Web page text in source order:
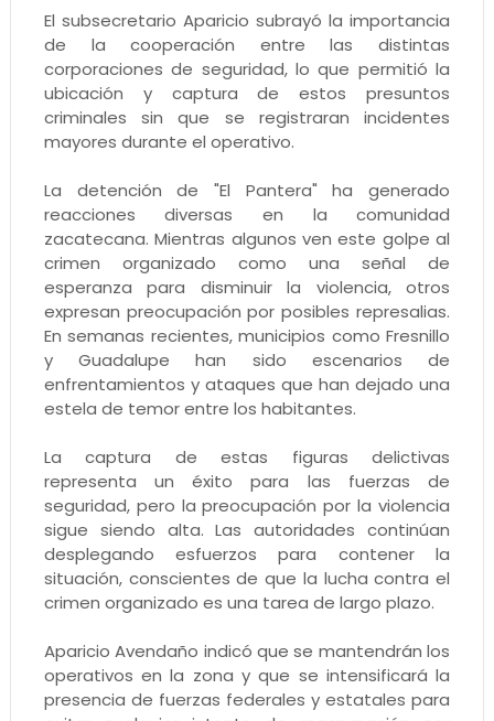
El subsecretario Aparicio subrayó la importancia
de la cooperación entre las distintas
corporaciones de seguridad, lo que permitió la
ubicación y captura de estos presuntos
criminales sin que se registraran incidentes
mayores durante el operativo.
La detención de "El Pantera" ha generado
reacciones diversas en la comunidad
zacatecana. Mientras algunos ven este golpe al
crimen organizado como una señal de
esperanza para disminuir la violencia, otros
expresan preocupación por posibles represalias.
En semanas recientes, municipios como Fresnillo
y Guadalupe han sido escenarios de
enfrentamientos y ataques que han dejado una
estela de temor entre los habitantes.
La captura de estas figuras delictivas
representa un éxito para las fuerzas de
seguridad, pero la preocupación por la violencia
sigue siendo alta. Las autoridades continúan
desplegando esfuerzos para contener la
situación, conscientes de que la lucha contra el
crimen organizado es una tarea de largo plazo.
Aparicio Avendaño indicó que se mantendrán los
operativos en la zona y que se intensificará la
presencia de fuerzas federales y estatales para